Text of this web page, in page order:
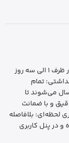
ارسال سریع و فوری: ارسال سفارشات به سراسر کشور ظرف 1 الی سه روز
تمام
می‌شوند تا
و با ضمانت
لحظه‌ای: بلافاصله
در پنل کاربری